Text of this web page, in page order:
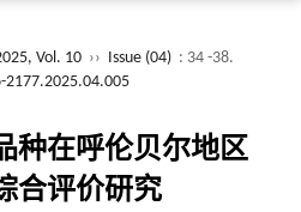
Vol. 10 ›› Issue (04) : 34 -38.
2177.2025.04.005
种在呼伦贝尔地区
合评价研究